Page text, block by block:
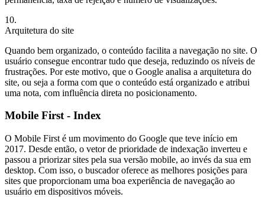
10.
Arquitetura do site
Quando bem organizado, o conteúdo facilita a navegação no site. O
usuário consegue encontrar tudo que deseja, reduzindo os níveis de
frustrações. Por este motivo, que o Google analisa a arquitetura do
site, ou seja a forma com que o conteúdo está organizado e atribui
uma nota, com influência direta no posicionamento.
Mobile First - Index
O Mobile First é um movimento do Google que teve início em
2017. Desde então, o vetor de prioridade de indexação inverteu e
passou a priorizar sites pela sua versão mobile, ao invés da sua em
desktop. Com isso, o buscador oferece as melhores posições para
sites que proporcionam uma boa experiência de navegação ao
usuário em dispositivos móveis.